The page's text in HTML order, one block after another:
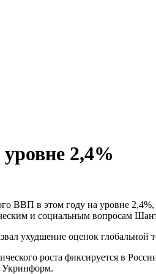
2,4%
в этом году на уровне
и социальным вопросам
ухудшение оценок глобальной
роста фиксируется в
Укринформ.